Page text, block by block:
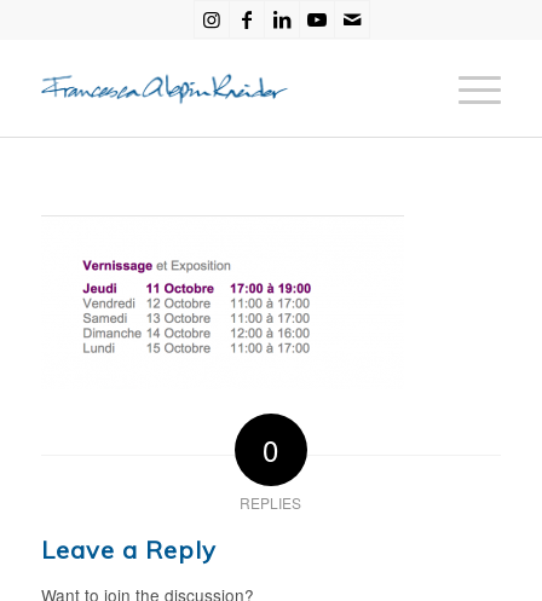
0
REPLIES
Leave a Reply
Want to join the discussion?